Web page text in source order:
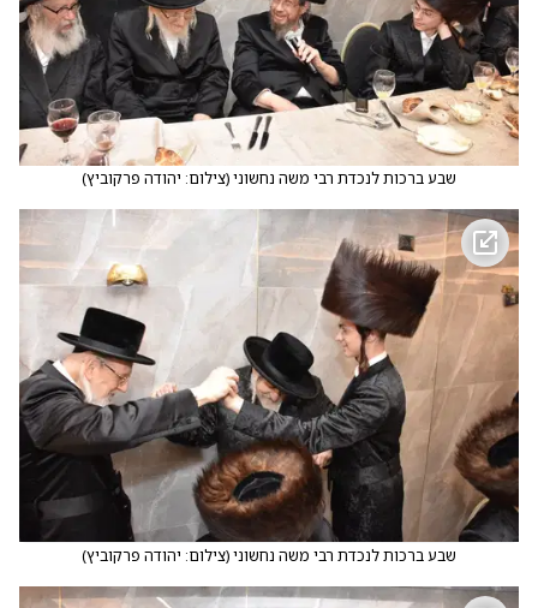
שבע ברכות לנכדת רבי משה נחשוני(צילום: יהודה פרקוביץ)
שבע ברכות לנכדת רבי משה נחשוני(צילום: יהודה פרקוביץ)